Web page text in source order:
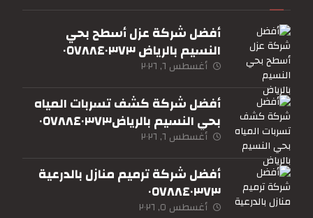
أفضل شركة عزل أسطح بحي
النسيم بالرياض ٠٥٧٨٨٤٠٣٧٣
أغسطس ٦, ٢٠٢٦
أفضل شركة كشف تسربات المياه
بحي النسيم بالرياض٠٥٧٨٨٤٠٣٧٣
أغسطس ٦, ٢٠٢٦
أفضل شركة ترميم منازل بالدرعية
٠٥٧٨٨٤٠٣٧٣
أغسطس ٥, ٢٠٢٦